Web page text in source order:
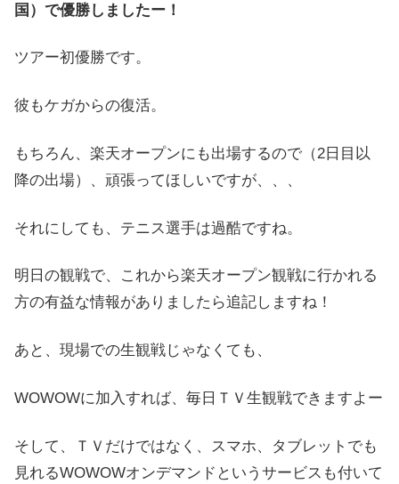
国）で優勝しましたー！
ツアー初優勝です。
彼もケガからの復活。
もちろん、楽天オープンにも出場するので（2日目以
降の出場）、頑張ってほしいですが、、、
それにしても、テニス選手は過酷ですね。
明日の観戦で、これから楽天オープン観戦に行かれる
方の有益な情報がありましたら追記しますね！
あと、現場での生観戦じゃなくても、
WOWOWに加入すれば、毎日ＴＶ生観戦できますよー
そして、ＴＶだけではなく、スマホ、タブレットでも
見れるWOWOWオンデマンドというサービスも付いて